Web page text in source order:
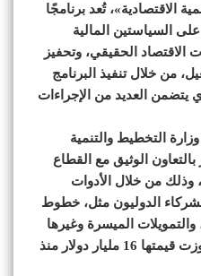
الاقتصادية»، تُعد برنامجًا
السياستين المالية
الاقتصاد الحقيقي، وتحفيز
من خلال تنفيذ البرنامج
يتضمن العديد من الإجراءات
التخطيط والتنمية
بالتعاون الوثيق مع القطاع
وذلك من خلال الأدوات
الشركاء الدوليون مثل، خطوط
والتمويلات الميسرة وغيرها
من الأدوات التمويلية، والتي تجاوزت قيمتها 16 مليار دولار منذ